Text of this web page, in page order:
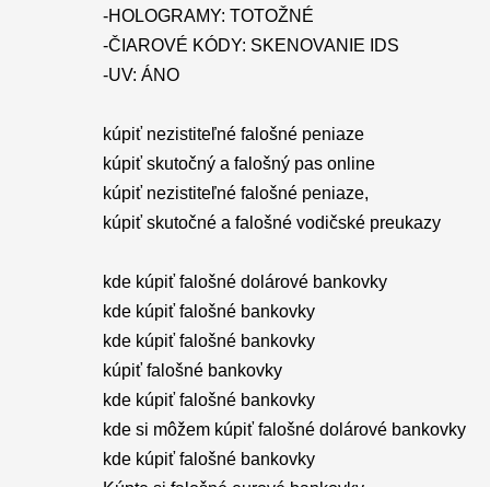
-HOLOGRAMY: TOTOŽNÉ
-ČIAROVÉ KÓDY: SKENOVANIE IDS
-UV: ÁNO
kúpiť nezistiteľné falošné peniaze
kúpiť skutočný a falošný pas online
kúpiť nezistiteľné falošné peniaze,
kúpiť skutočné a falošné vodičské preukazy
kde kúpiť falošné dolárové bankovky
kde kúpiť falošné bankovky
kde kúpiť falošné bankovky
kúpiť falošné bankovky
kde kúpiť falošné bankovky
kde si môžem kúpiť falošné dolárové bankovky
kde kúpiť falošné bankovky